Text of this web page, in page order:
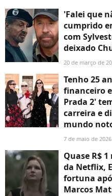
'Falei que
cumprido
com
deixado
20 de março de
Tenho 25
financeiro
Prada 2'
carreira e
mundo
7 de maio de 2026
Quase R$
da Netflix,
fortuna
Marcos